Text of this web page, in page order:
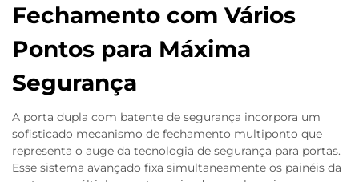
Fechamento com Vários
Pontos para Máxima
Segurança
A porta dupla com batente de segurança incorpora um
sofisticado mecanismo de fechamento multiponto que
representa o auge da tecnologia de segurança para portas.
Esse sistema avançado fixa simultaneamente os painéis da